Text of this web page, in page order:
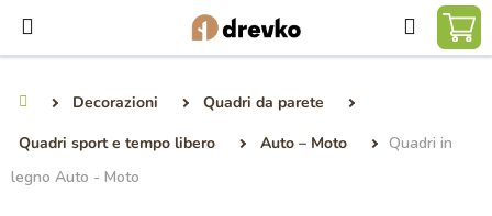
contenuto
Ricerca
Decorazioni
Quadri da parete
Quadri sport e tempo libero
Auto – Moto
Quadri in
legno Auto - Moto